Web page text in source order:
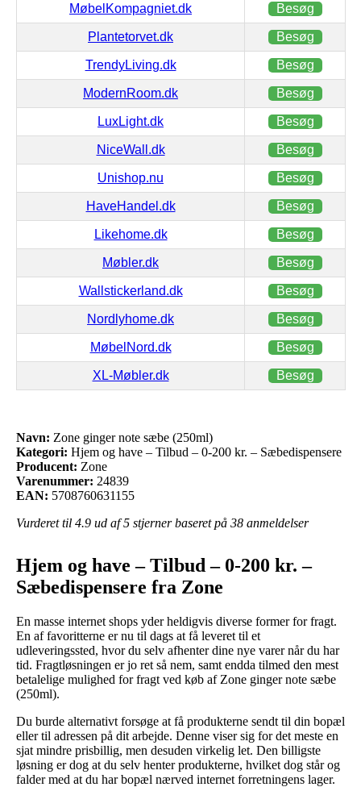
MøbelKompagniet.dk Besøg
Plantetorvet.dk Besøg
TrendyLiving.dk Besøg
ModernRoom.dk Besøg
LuxLight.dk Besøg
NiceWall.dk Besøg
Unishop.nu Besøg
HaveHandel.dk Besøg
Likehome.dk Besøg
Møbler.dk Besøg
Wallstickerland.dk Besøg
Nordlyhome.dk Besøg
MøbelNord.dk Besøg
XL-Møbler.dk Besøg
Navn: Zone ginger note sæbe (250ml)
Kategori: Hjem og have – Tilbud – 0-200 kr. – Sæbedispensere
Producent: Zone
Varenummer: 24839
EAN: 5708760631155
Vurderet til 4.9 ud af 5 stjerner baseret på 38 anmeldelser
Hjem og have – Tilbud – 0-200 kr. –
Sæbedispensere fra Zone
En masse internet shops yder heldigvis diverse former for fragt.
En af favoritterne er nu til dags at få leveret til et
udleveringssted, hvor du selv afhenter dine nye varer når du har
tid. Fragtløsningen er jo ret så nem, samt endda tilmed den mest
betalelige mulighed for fragt ved køb af Zone ginger note sæbe
(250ml).
Du burde alternativt forsøge at få produkterne sendt til din bopæl
eller til adressen på dit arbejde. Denne viser sig for det meste en
sjat mindre prisbillig, men desuden virkelig let. Den billigste
løsning er dog at du selv henter produkterne, hvilket dog står og
falder med at du har bopæl nærved internet forretningens lager.